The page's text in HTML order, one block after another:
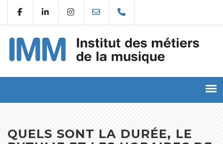
QUELS SONT LA DURÉE, LE